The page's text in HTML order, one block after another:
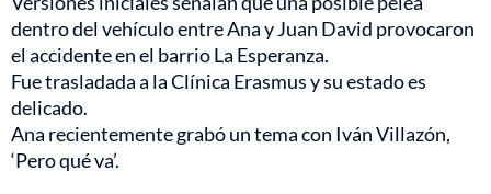
dentro del vehículo entre Ana y Juan David provocaron
el accidente en el barrio La Esperanza.
Fue trasladada a la Clínica Erasmus y su estado es
delicado.
Ana recientemente grabó un tema con Iván Villazón,
‘Pero qué va’.